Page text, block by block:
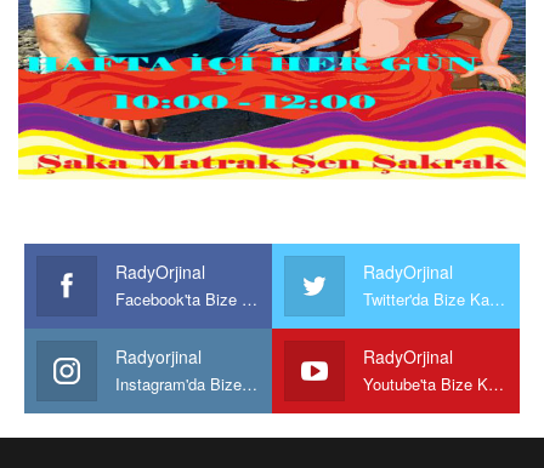
RadyOrjinal
Facebook'ta Bize Katılın
RadyOrjinal
Twitter'da Bize Katılın
Radyorjinal
Instagram'da Bize katılın
RadyOrjinal
Youtube'ta Bize Katılın